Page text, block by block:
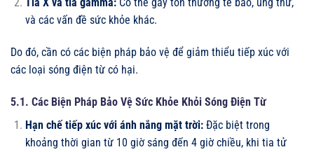
và các vấn đề sức khỏe khác.
Do đó, cần có các biện pháp bảo vệ để giảm thiểu tiếp xúc với
các loại sóng điện từ có hại.
5.1. Các Biện Pháp Bảo Vệ Sức Khỏe Khỏi Sóng Điện Từ
Hạn chế tiếp xúc với ánh nắng mặt trời:Đặc biệt trong
khoảng thời gian từ 10 giờ sáng đến 4 giờ chiều, khi tia tử